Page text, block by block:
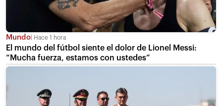
Mundo Hace 1 hora
El mundo del fútbol siente el dolor de Lionel Messi:
“Mucha fuerza, estamos con ustedes”